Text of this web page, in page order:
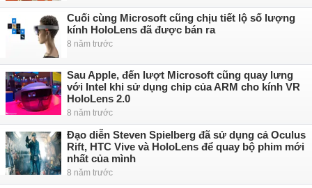
Cuối cùng Microsoft cũng chịu tiết lộ số lượng
kính HoloLens đã được bán ra
8 năm trước
Sau Apple, đến lượt Microsoft cũng quay lưng
với Intel khi sử dụng chip của ARM cho kính VR
HoloLens 2.0
8 năm trước
Đạo diễn Steven Spielberg đã sử dụng cả Oculus
Rift, HTC Vive và HoloLens để quay bộ phim mới
nhất của mình
8 năm trước